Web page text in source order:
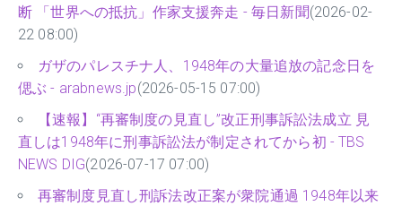
断 「世界への抵抗」作家支援奔走 - 毎日新聞(2026-02-
22 08:00)
ガザのパレスチナ人、1948年の大量追放の記念日を
偲ぶ - arabnews.jp(2026-05-15 07:00)
【速報】“再審制度の見直し”改正刑事訴訟法成立 見
直しは1948年に刑事訴訟法が制定されてから初 - TBS
NEWS DIG(2026-07-17 07:00)
再審制度見直し刑訴法改正案が衆院通過 1948年以来